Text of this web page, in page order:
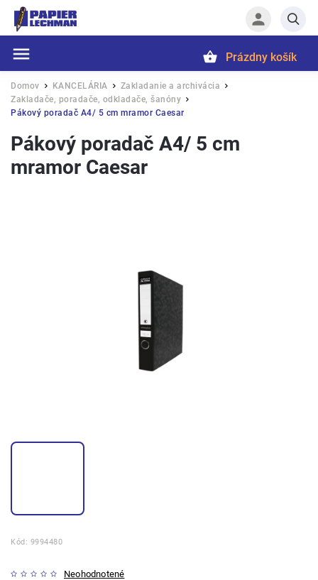
Hľadať
Prázdny košík
Domov / KANCELÁRIA / Zakladanie a archivácia /
Zakladače, poradače, odkladače, šanóny /
Pákový poradač A4/ 5 cm mramor Caesar
Pákový poradač A4/ 5 cm
mramor Caesar
Kód: 9994480
Neohodnotené